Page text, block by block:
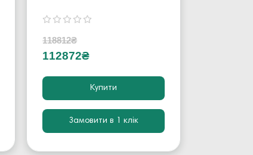
118812₴
112872₴
Купити
Замовити в 1 клік